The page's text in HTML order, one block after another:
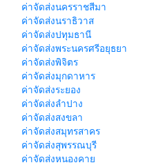
ค่าจัดส่งนครราชสีมา
ค่าจัดส่งนราธิวาส
ค่าจัดส่งปทุมธานี
ค่าจัดส่งพระนครศรีอยุธยา
ค่าจัดส่งพิจิตร
ค่าจัดส่งมุกดาหาร
ค่าจัดส่งระยอง
ค่าจัดส่งลำปาง
ค่าจัดส่งสงขลา
ค่าจัดส่งสมุทรสาคร
ค่าจัดส่งสุพรรณบุรี
ค่าจัดส่งหนองคาย